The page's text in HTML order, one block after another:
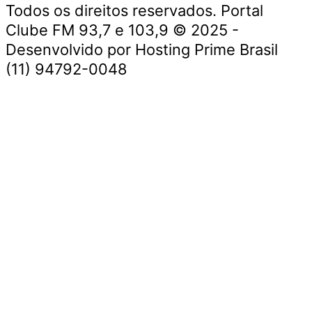
Todos os direitos reservados. Portal
Clube FM 93,7 e 103,9 © 2025 -
Desenvolvido por Hosting Prime Brasil
(11) 94792-0048